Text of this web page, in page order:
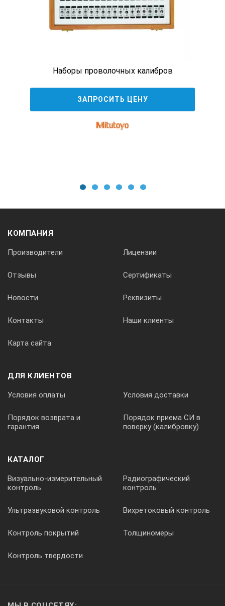
Наборы проволочных калибров
ЗАПРОСИТЬ ЦЕНУ
КОМПАНИЯ
Производители Лицензии
Отзывы Сертификаты
Новости Реквизиты
Контакты Наши клиенты
Карта сайта
ДЛЯ КЛИЕНТОВ
Условия оплаты Условия доставки
Порядок возврата и
гарантия
Порядок приема СИ в
поверку (калибровку)
КАТАЛОГ
Визуально-измерительный
контроль
Радиографический
контроль
Ультразвуковой контроль Вихретоковый контроль
Контроль покрытий Толщиномеры
Контроль твердости